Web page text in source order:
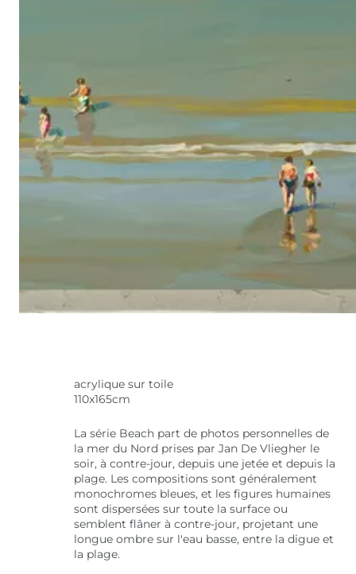
acrylique sur toile
110x165cm
La série Beach part de photos personnelles de
la mer du Nord prises par Jan De Vliegher le
soir, à contre-jour, depuis une jetée et depuis la
plage. Les compositions sont généralement
monochromes bleues, et les figures humaines
sont dispersées sur toute la surface ou
semblent flâner à contre-jour, projetant une
longue ombre sur l'eau basse, entre la digue et
la plage.